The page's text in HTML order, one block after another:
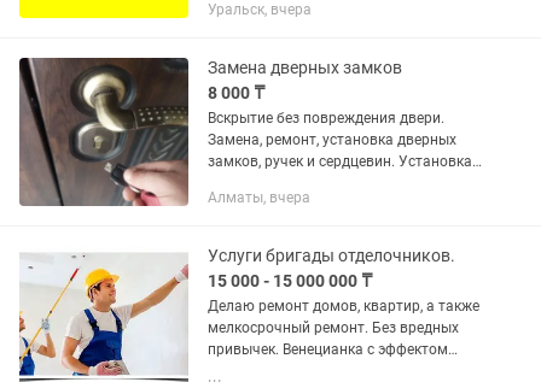
бытового ремонта: Сантехника: •
смесителей,...
Уральск, вчера
Замена дверных замков
8 000 ₸
Вскрытие без повреждения двери.
Замена, ремонт, установка дверных
замков, ручек и сердцевин. Установка
Алматы, вчера
Услуги бригады отделочников.
15 000 - 15 000 000 ₸
Делаю ремонт домов, квартир, а также
мелкосрочный ремонт. Без вредных
привычек. Венецианка с эффектом